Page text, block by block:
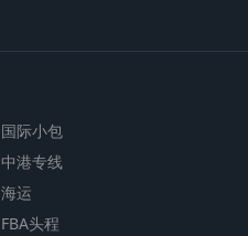
国际小包
中港专线
海运
FBA头程